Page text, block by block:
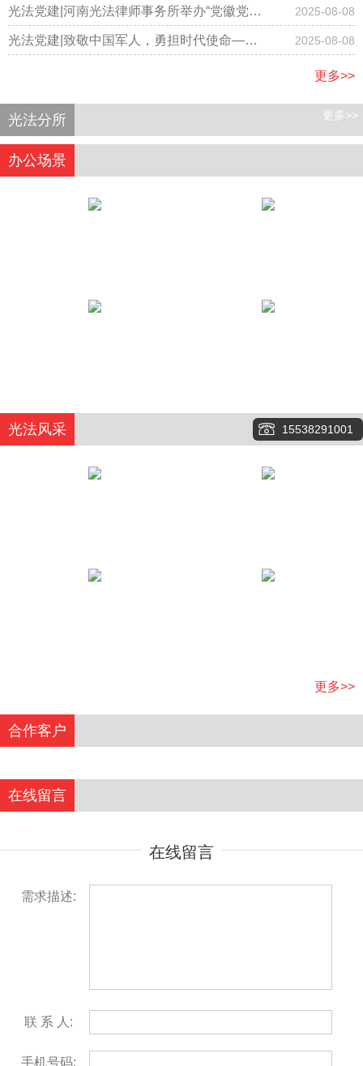
律师事务所律师集体观看阅兵仪式
光法党建|河南光法律师事务所举办“党徽党旗
有规范，学习践行记心间”专题学习主题党日
2025-08-08
光法党建|致敬中国军人，勇担时代使命—— 2025-08-08
更多>>
光法分所 更多>>
办公场景
光法风采 15538291001
更多>>
合作客户
在线留言
在线留言
需求描述:
联 系 人:
手机号码: